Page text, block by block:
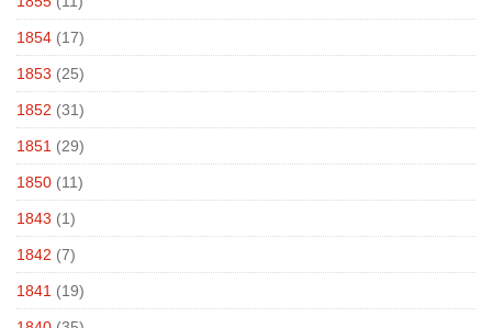
1854 (17)
1853 (25)
1852 (31)
1851 (29)
1850 (11)
1843 (1)
1842 (7)
1841 (19)